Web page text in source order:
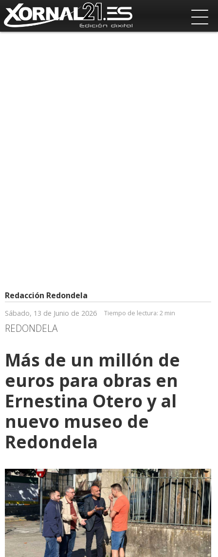
Redacción Redondela
Sábado, 13 de Junio de 2026 Tiempo de lectura: 2 min
REDONDELA
Más de un millón de
euros para obras en
Ernestina Otero y al
nuevo museo de
Redondela